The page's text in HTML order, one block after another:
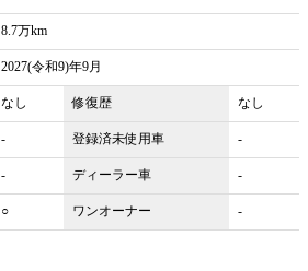
8.7万km
2027(令和9)年9月
なし 修復歴 なし
- 登録済未使用車 -
- ディーラー車 -
○ ワンオーナー -